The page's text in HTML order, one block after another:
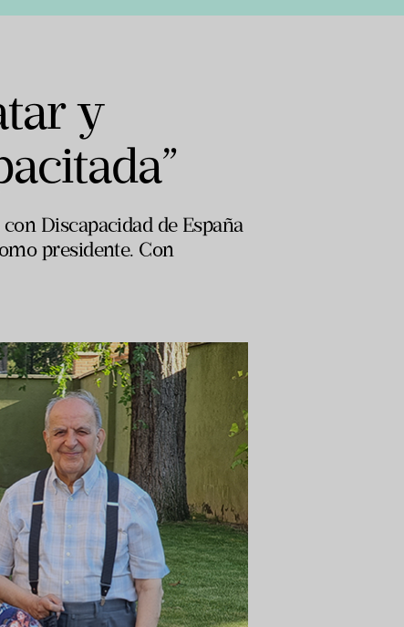
y
Discapacidad de España
presidente. Con